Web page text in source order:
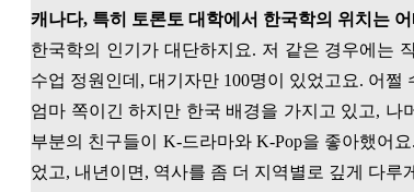
캐나다, 특히 토론토 대학에서 한국학의 위치는
한국학의 인기가 대단하지요. 저 같은 경우에는
수업 정원인데 ,대기자만 100명이 있었고요. 어쩔
엄마 쪽이긴 하지만 한국 배경을 가지고 있고, 나
부분의 친구들이 K-드라마와 K-Pop을 좋아했어요.
었고, 내년이면 , 역사를 좀 더 지역별로 깊게 다루